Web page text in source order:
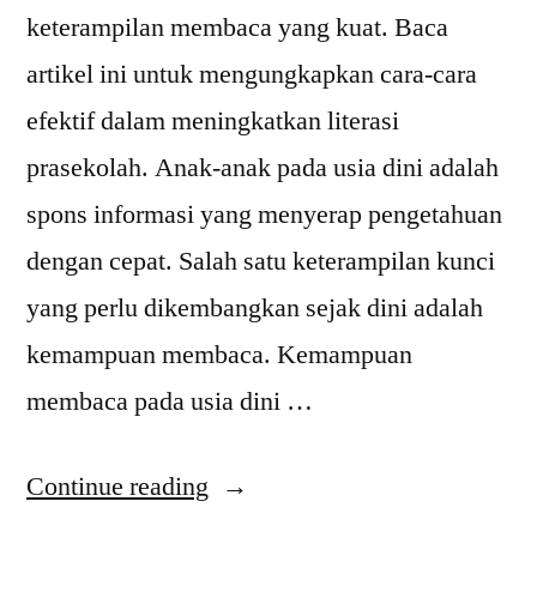
keterampilan membaca yang kuat. Baca
artikel ini untuk mengungkapkan cara-cara
efektif dalam meningkatkan literasi
prasekolah. Anak-anak pada usia dini adalah
spons informasi yang menyerap pengetahuan
dengan cepat. Salah satu keterampilan kunci
yang perlu dikembangkan sejak dini adalah
kemampuan membaca. Kemampuan
membaca pada usia dini …
Continue reading “Tips